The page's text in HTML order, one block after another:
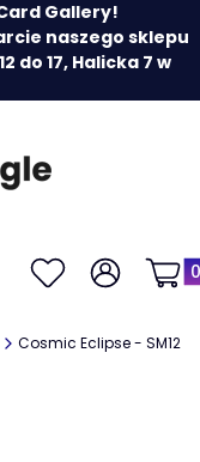
Gallery!
naszego sklepu
do 17, Halicka 7 w
UlubioneZaloguj się
Cosmic Eclipse - SM12